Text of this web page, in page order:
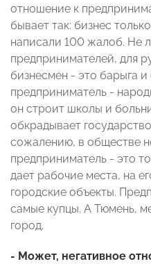
отношение к
бывает так: бизнес
написали 100 жалоб. Не
предпринимателей, для
бизнесмен - это барыга
предприниматель -
он строит школы и
обкрадывает
сожалению, в обществе
предприниматель - это
дает рабочие места, на
городские объекты.
самые купцы. А Тюмень,
город.
- Может, негативное